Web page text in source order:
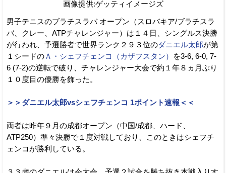
画像提供:ゲッティイメージズ
男子テニスのブラチスラバ オープン（スロバキア/ブラチスラ
バ、クレー、ATPチャレンジャー）は１４日、シングルス決勝
が行われ、予選勝者で世界ランク２９３位のダニエル太郎が第
１シードのＡ・シェフチェンコ（カザフスタン）
を3-6, 6-0, 7-
6 (7-2)の逆転で破り、チャレンジャー大会で約１年８ヵ月ぶり
１０度目の優勝を飾った。
＞＞ダニエル太郎vsシェフチェンコ 1ポイント速報＜＜
両者は昨年９月の成都オープン（中国/成都、ハード、
ATP250）準々決勝で１度対戦しており、このときはシェフチ
ェンコが勝利している。